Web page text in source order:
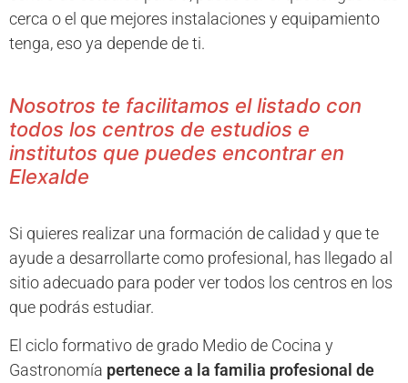
cerca o el que mejores instalaciones y equipamiento
tenga, eso ya depende de ti.
Nosotros te facilitamos el listado con
todos los centros de estudios e
institutos que puedes encontrar en
Elexalde
Si quieres realizar una formación de calidad y que te
ayude a desarrollarte como profesional, has llegado al
sitio adecuado para poder ver todos los centros en los
que podrás estudiar.
El ciclo formativo de grado Medio de Cocina y
Gastronomía pertenece a la familia profesional de